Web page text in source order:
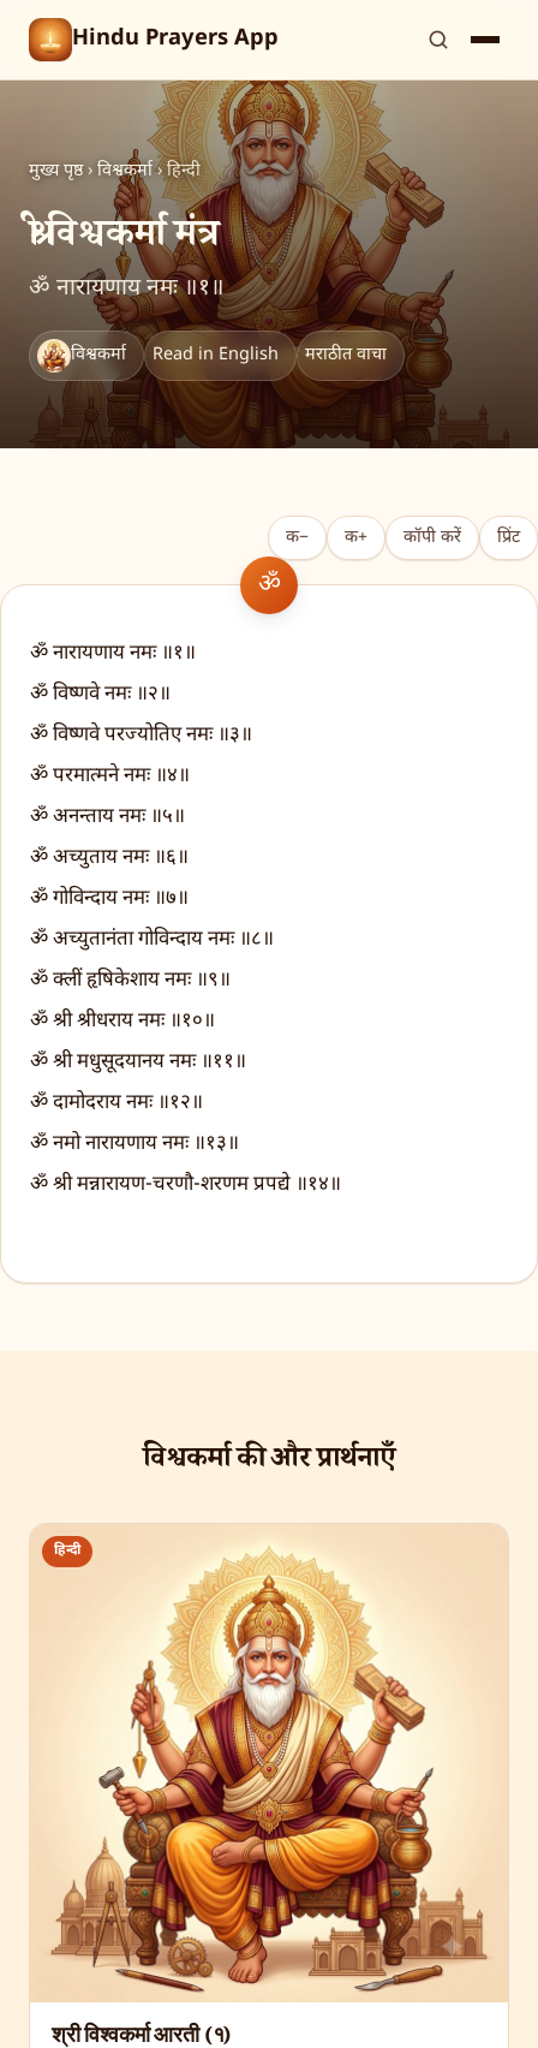
Hindu Prayers App
मुख्य पृष्ठ › विश्वकर्मा › हिन्दी
श्री विश्वकर्मा मंत्र
ॐ नारायणाय नमः ॥१॥
विश्वकर्मा Read in English मराठीत वाचा
क− क+ कॉपी करें प्रिंट
ॐ नारायणाय नमः ॥१॥
ॐ विष्णवे नमः ॥२॥
ॐ विष्णवे परज्योतिए नमः ॥३॥
ॐ परमात्मने नमः ॥४॥
ॐ अनन्ताय नमः ॥५॥
ॐ अच्युताय नमः ॥६॥
ॐ गोविन्दाय नमः ॥७॥
ॐ अच्युतानंता गोविन्दाय नमः ॥८॥
ॐ क्लीं हृषिकेशाय नमः ॥९॥
ॐ श्री श्रीधराय नमः ॥१०॥
ॐ श्री मधुसूदयानय नमः ॥११॥
ॐ दामोदराय नमः ॥१२॥
ॐ नमो नारायणाय नमः ॥१३॥
ॐ श्री मन्नारायण-चरणौ-शरणम प्रपद्ये ॥१४॥
विश्वकर्मा की और प्रार्थनाएँ
हिन्दी
श्री विश्वकर्मा आरती (१)